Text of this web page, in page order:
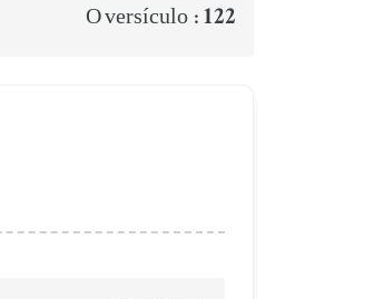
O versículo : 122